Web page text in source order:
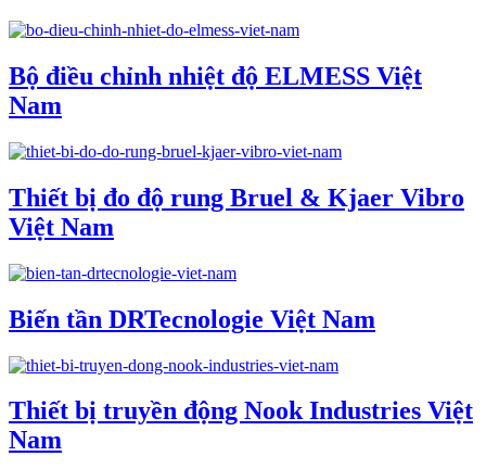
Bộ điều chỉnh nhiệt độ ELMESS Việt
Nam
Thiết bị đo độ rung Bruel & Kjaer Vibro
Việt Nam
Biến tần DRTecnologie Việt Nam
Thiết bị truyền động Nook Industries Việt
Nam